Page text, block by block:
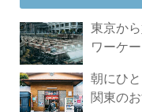
東京か
ワーケ
朝にひ
関東の